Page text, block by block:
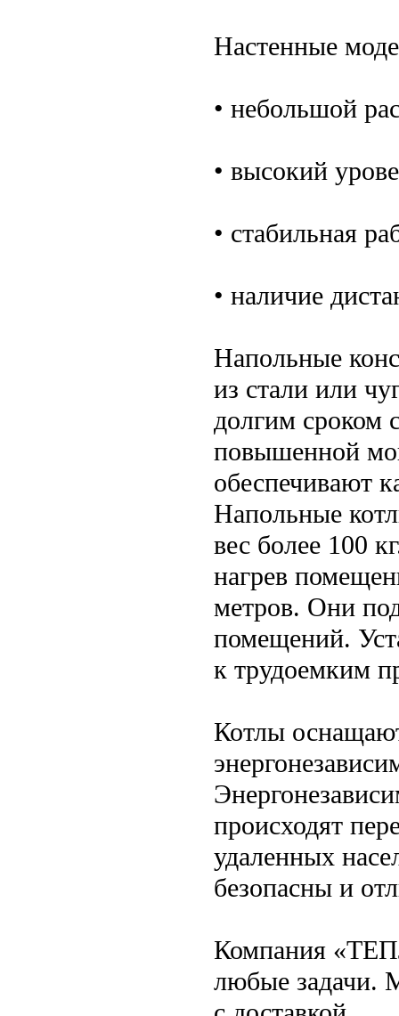
Настенные
• небольшой
• высокий
• стабильная
• наличие
Напольные
из стали или
долгим сроком
повышенной
обеспечивают
Напольные
вес более 100
нагрев
метров. Они
помещений.
к трудоемким
Котлы
происходят
удаленных
безопасны и
Компания
любые задачи.